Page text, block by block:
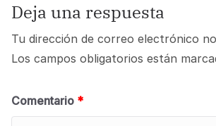
Deja una respuesta
Tu dirección de correo electrónico
Los campos obligatorios están
Comentario *